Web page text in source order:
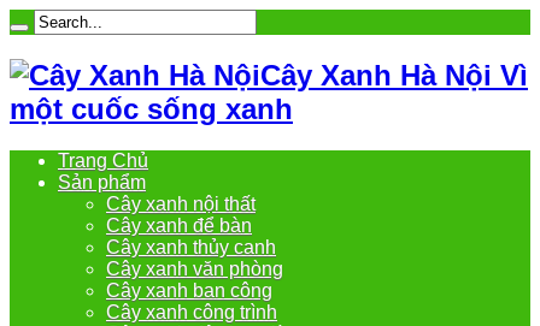
Cây Xanh Hà Nội Vì
một cuốc sống xanh
Trang Chủ
Sản phẩm
Cây xanh nội thất
Cây xanh để bàn
Cây xanh thủy canh
Cây xanh văn phòng
Cây xanh ban công
Cây xanh công trình